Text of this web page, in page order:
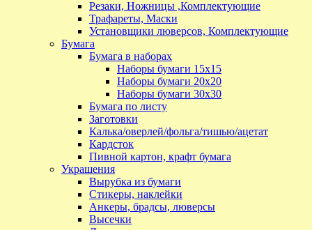
Резаки, Ножницы ,Комплектующие
Трафареты, Маски
Установщики люверсов, Комплектующие
Бумага
Бумага в наборах
Наборы бумаги 15х15
Наборы бумаги 20х20
Наборы бумаги 30х30
Бумага по листу
Заготовки
Калька/оверлей/фольга/тишью/ацетат
Кардсток
Пивной картон, крафт бумага
Украшения
Вырубка из бумаги
Стикеры, наклейки
Анкеры, брадсы, люверсы
Высечки